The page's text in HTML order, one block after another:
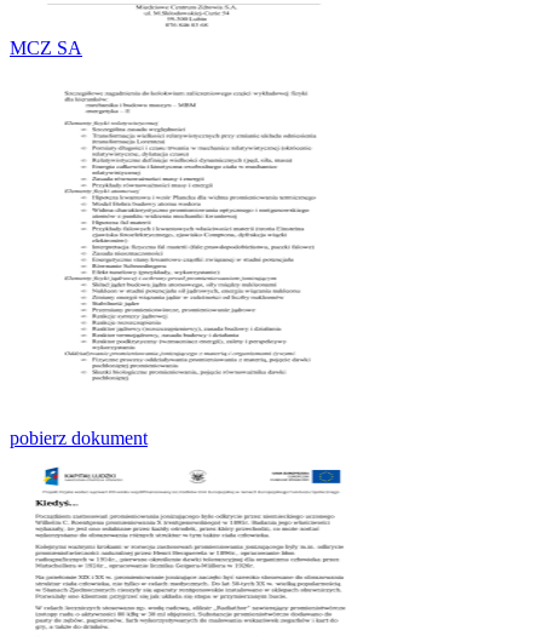
MCZ SA
pobierz dokument